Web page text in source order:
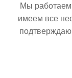
Мы работаем
имеем все